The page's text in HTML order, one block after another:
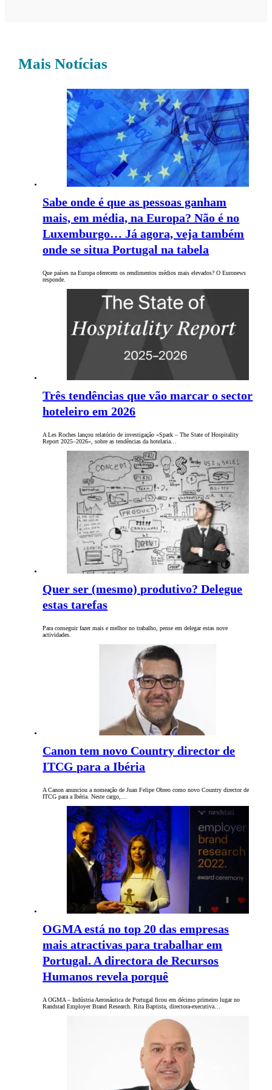
Mais Notícias
Sabe onde é que as pessoas ganham
mais, em média, na Europa? Não é no
Luxemburgo… Já agora, veja também
onde se situa Portugal na tabela
Que países na Europa oferecem os rendimentos médios mais elevados? O Euronews
responde.
Três tendências que vão marcar o sector
hoteleiro em 2026
A Les Roches lançou relatório de investigação «Spark – The State of Hospitality
Report 2025–2026», sobre as tendências da hotelaria…
Quer ser (mesmo) produtivo? Delegue
estas tarefas
Para conseguir fazer mais e melhor no trabalho, pense em delegar estas nove
actividades.
Canon tem novo Country director de
ITCG para a Ibéria
A Canon anunciou a nomeação de Juan Felipe Obreo como novo Country director de
ITCG para a Ibéria. Neste cargo,…
OGMA está no top 20 das empresas
mais atractivas para trabalhar em
Portugal. A directora de Recursos
Humanos revela porquê
A OGMA – Indústria Aeronáutica de Portugal ficou em décimo primeiro lugar no
Randstad Employer Brand Research. Rita Baptista, directora-executiva…